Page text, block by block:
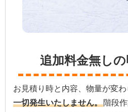
追加料金無しの
お見積り時と内容、物量が変
一切発生いたしません。階段